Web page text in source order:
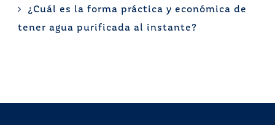
¿Cuál es la forma práctica y económica de
tener agua purificada al instante?